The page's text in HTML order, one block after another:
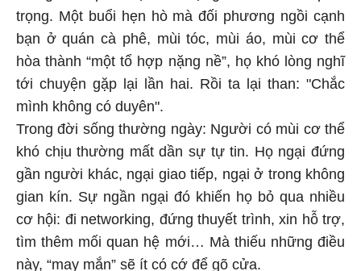
trọng. Một buổi hẹn hò mà đối phương ngồi cạnh
bạn ở quán cà phê, mùi tóc, mùi áo, mùi cơ thể
hòa thành “một tổ hợp nặng nề”, họ khó lòng nghĩ
tới chuyện gặp lại lần hai. Rồi ta lại than: "Chắc
mình không có duyên".
Trong đời sống thường ngày: Người có mùi cơ thể
khó chịu thường mất dần sự tự tin. Họ ngại đứng
gần người khác, ngại giao tiếp, ngại ở trong không
gian kín. Sự ngần ngại đó khiến họ bỏ qua nhiều
cơ hội: đi networking, đứng thuyết trình, xin hỗ trợ,
tìm thêm mối quan hệ mới… Mà thiếu những điều
này, “may mắn” sẽ ít có cớ để gõ cửa.